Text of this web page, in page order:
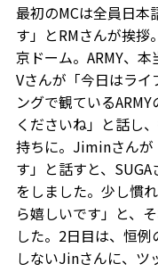
最初のMCは全員日本
す」とRMさんが挨
京ドーム。ARMY、本
Vさんが「今日はラ
ングで観ている
くださいね」と話し
持ちに。Jiminさんが
す」と話すと、
をしました。少し慣
ら嬉しいです」と、
した。2日目は、恒
しないJinさんに、ツ